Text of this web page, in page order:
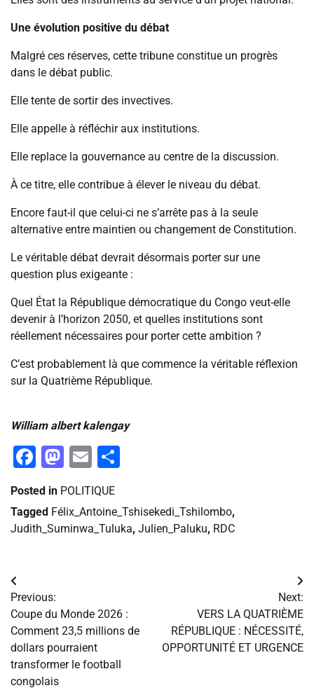
Une évolution positive du débat
Malgré ces réserves, cette tribune constitue un progrès
dans le débat public.
Elle tente de sortir des invectives.
Elle appelle à réfléchir aux institutions.
Elle replace la gouvernance au centre de la discussion.
À ce titre, elle contribue à élever le niveau du débat.
Encore faut-il que celui-ci ne s’arrête pas à la seule
alternative entre maintien ou changement de Constitution.
Le véritable débat devrait désormais porter sur une
question plus exigeante :
Quel État la République démocratique du Congo veut-elle
devenir à l’horizon 2050, et quelles institutions sont
réellement nécessaires pour porter cette ambition ?
C’est probablement là que commence la véritable réflexion
sur la Quatrième République.
William albert kalengay
Facebook
Mastodon
Email
Posted in POLITIQUE
Tagged Félix_Antoine_Tshisekedi_Tshilombo,
Judith_Suminwa_Tuluka, Julien_Paluku, RDC
Navigation
de
l’article
Previous:
Coupe du Monde 2026 :
Comment 23,5 millions de
dollars pourraient
transformer le football
congolais
Next:
VERS LA QUATRIÈME
RÉPUBLIQUE : NÉCESSITÉ,
OPPORTUNITÉ ET URGENCE